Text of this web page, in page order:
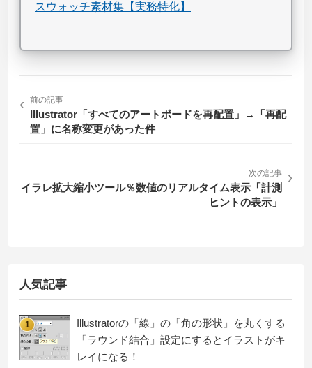
スウォッチ素材集【実務特化】
‹ 前の記事
Illustrator「すべてのアートボードを再配置」→「再配
置」に名称変更があった件
次の記事
イラレ拡大縮小ツール％数値のリアルタイム表示「計測
ヒントの表示」
›
人気記事
1
Illustratorの「線」の「角の形状」を丸くする
「ラウンド結合」設定にするとイラストがキ
レイになる！